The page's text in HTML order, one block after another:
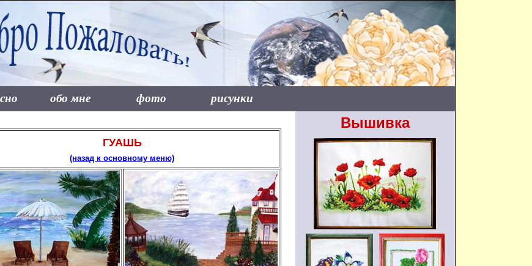
обо мне фото рисунки
ГУАШЬ
(назад к основному меню)
Вышивка